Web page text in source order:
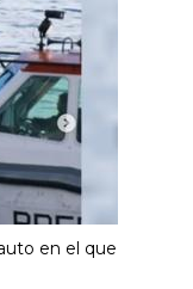
en el que